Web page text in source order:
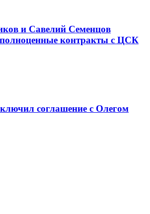
и Савелий Семенцов
контракты с ЦСК
соглашение с Олегом